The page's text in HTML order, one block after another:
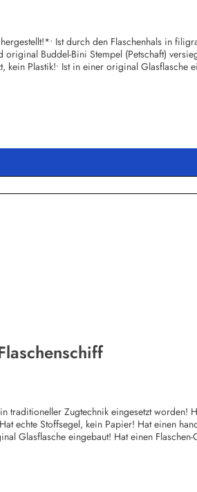
Ist durch den Flaschenhals in
Buddel-Bini Stempel (Petschaft)
Plastik!• Ist in einer original Glasflasche
echte Stoffsegel, kein Papier! Hat einen
Glasflasche eingebaut! Hat einen Flaschen-
werden über den gesetzlichen